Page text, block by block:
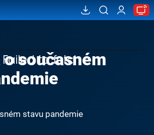
Failed to fetch
současném
stavu pandemie